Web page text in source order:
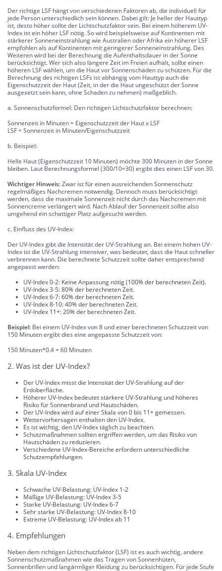
Der richtige LSF hängt von verschiedenen Faktoren ab, die individuell für
jede Person unterschiedlich sein können. Dabei gilt: Je heller der Hauttyp
ist, desto höher sollte der Lichtschutzfaktor sein. Bei einem höherem UV-
Index ist ein höher LSF nötig. So wird beispielsweise auf Kontinenten mit
stärkerer Sonneneinstrahlung wie Australien oder Afrika ein höherer LSF
empfohlen als auf Kontinenten mit geringerer Sonneneinstrahlung. Des
Weiteren wird bei der Berechnung die Aufenthaltsdauer in der Sonne
berücksichtigt. Wer sich also längere Zeit im Freien aufhält, sollte einen
höheren LSF wählen, um die Haut vor Sonnenschäden zu schützen. Für die
Berechnung des richtigen LSFs ist abhängig vom Hauttyp auch die
Eigenschutzzeit der Haut (Zeit, in der die Haut ungeschützt der Sonne
ausgesetzt sein kann, ohne Schaden zu nehmen) maßgeblich.
a. Sonnenschutzformel: Den richtigen Lichtschutzfaktor berechnen:
Sonnenzeit in Minuten = Eigenschutzzeit der Haut x LSF
LSF = Sonnenzeit in Minuten/Eigenschutzzeit
b. Beispiel:
Helle Haut (Eigenschutzzeit 10 Minuten) möchte 300 Minuten in der Sonne
bleiben. Laut Berechnungsformel (300/10=30) ergibt dies einen LSF von 30.
Wichtiger Hinweis:Zwar ist für einen ausreichenden Sonnenschutz
regelmäßiges Nachcremen notwendig. Dennoch muss berücksichtigt
werden, dass die maximale Sonnenzeit nicht durch das Nachcremen mit
Sonnencreme verlängert wird. Nach Ablauf der Sonnenzeit sollte also
umgehend ein schattiger Platz aufgesucht werden.
c. Einfluss des UV-Index:
Der UV-Index gibt die Intensität der UV-Strahlung an. Bei einem hohen UV-
Index ist die UV-Strahlung intensiver, was bedeutet, dass die Haut schneller
verbrennen kann. Die berechnete Schutzzeit sollte daher entsprechend
angepasst werden:
UV-Index 0-2: Keine Anpassung nötig (100% der berechneten Zeit).
UV-Index 3-5: 80% der berechneten Zeit.
UV-Index 6-7: 60% der berechneten Zeit.
UV-Index 8-10: 40% der berechneten Zeit.
UV-Index 11+: 20% der berechneten Zeit.
Beispiel: Bei einem UV-Index von 8 und einer berechneten Schutzzeit von
150 Minuten ergibt dies eine angepasste Schutzzeit von:
150 Minuten*0.4 = 60 Minuten
2. Was ist der UV-Index?
Der UV-Index misst die Intensität der UV-Strahlung auf der
Erdoberfläche.
Höherer UV-Index bedeutet stärkere UV-Strahlung und höheres
Risiko für Sonnenbrand und Hautschäden.
Der UV-Index wird auf einer Skala von 0 bis 11+ gemessen.
Wettervorhersagen enthalten den UV-Index.
Es ist wichtig, den UV-Index täglich zu beachten.
Schutzmaßnahmen sollten ergriffen werden, um das Risiko von
Hautschäden zu reduzieren.
Verschiedene UV-Index-Bereiche erfordern unterschiedliche
Schutzempfehlungen.
3. Skala UV-Index
Schwache UV-Belastung: UV-Index 1-2
Mäßige UV-Belastung: UV-Index 3-5
Starke UV-Belastung: UV-Index 6-7
Sehr starke UV-Belastung: UV-Index 8-10
Extreme UV-Belastung: UV-Index ab 11
4. Empfehlungen
Neben dem richtigen Lichtschutzfaktor (LSF) ist es auch wichtig, andere
Sonnenschutzmaßnahmen wie das Tragen von Sonnenhüten,
Sonnenbrillen und langärmliger Kleidung zu berücksichtigen. Für jede Stufe